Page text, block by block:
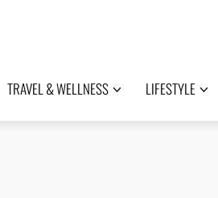
TRAVEL & WELLNESS LIFESTYLE